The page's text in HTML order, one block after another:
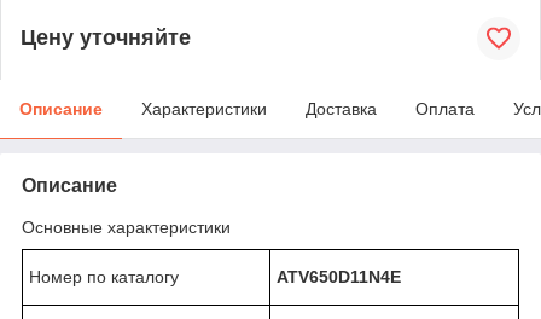
Цену уточняйте
Описание Характеристики Доставка Оплата
Описание
Основные характеристики
Номер по каталогу ATV650D11N4E